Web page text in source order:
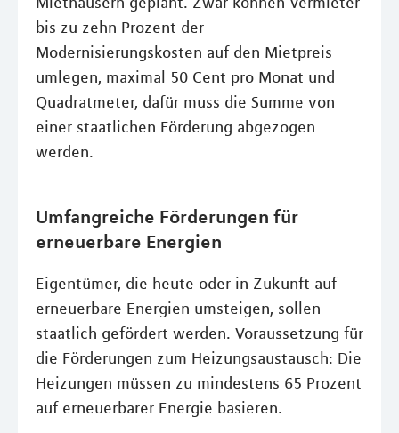
bis zu zehn Prozent der
Modernisierungskosten auf den Mietpreis
umlegen, maximal 50 Cent pro Monat und
Quadratmeter, dafür muss die Summe von
einer staatlichen Förderung abgezogen
werden.
Umfangreiche Förderungen für
erneuerbare Energien
Eigentümer, die heute oder in Zukunft auf
erneuerbare Energien umsteigen, sollen
staatlich gefördert werden. Voraussetzung für
die Förderungen zum Heizungsaustausch: Die
Heizungen müssen zu mindestens 65 Prozent
auf erneuerbarer Energie basieren.